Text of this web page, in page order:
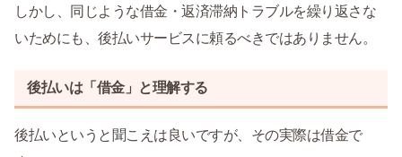
しかし、同じような借金・返済滞納トラブルを繰り返さな
いためにも、後払いサービスに頼るべきではありません。
後払いは「借金」と理解する
後払いというと聞こえは良いですが、その実際は借金で